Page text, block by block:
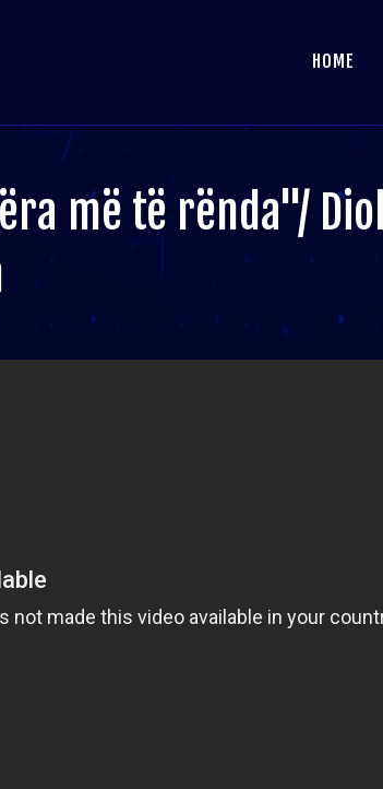
HOME
më të rënda"/